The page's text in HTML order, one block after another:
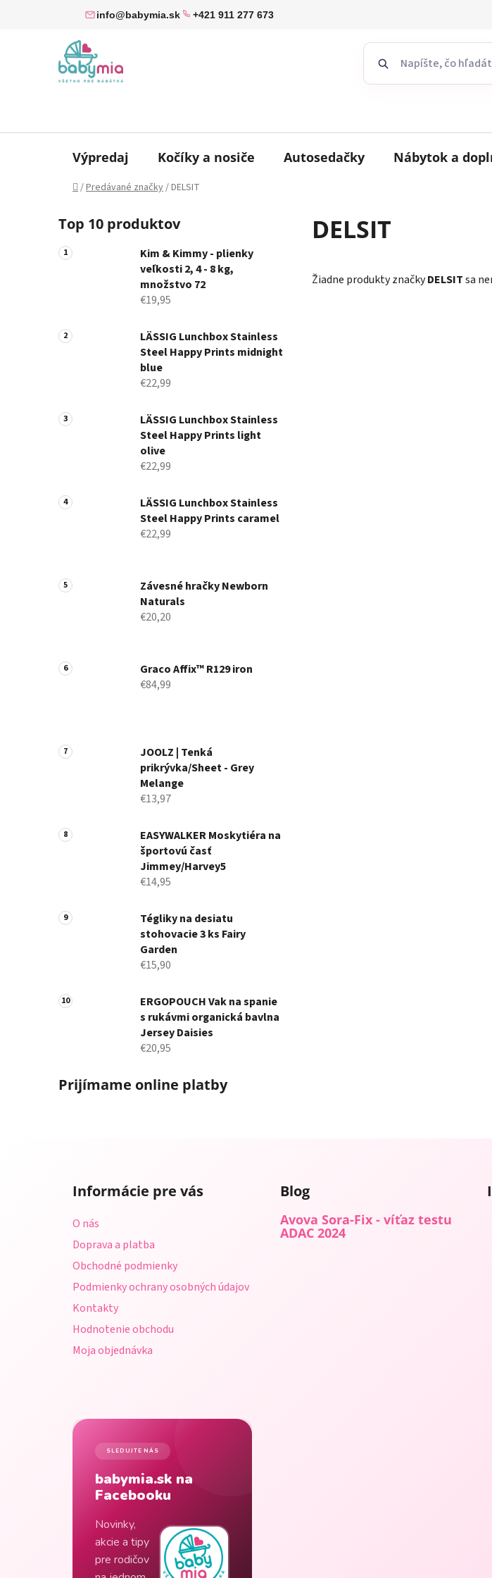
info@babymia.sk +421 911 277 673
Výpredaj Kočíky a nosiče Autosedačky Nábytok a
Domov
/Predávané značky/DELSIT
o
č
n
n
Top 10 produktov
Kim & Kimmy - plienky
veľkosti 2, 4 - 8 kg,
množstvo 72
€19,95
LÄSSIG Lunchbox Stainless
Steel Happy Prints midnight
blue
€22,99
LÄSSIG Lunchbox Stainless
Steel Happy Prints light
olive
€22,99
LÄSSIG Lunchbox Stainless
Steel Happy Prints caramel
€22,99
Závesné hračky Newborn
Naturals
€20,20
Graco Affix™ R129 iron
€84,99
JOOLZ | Tenká
prikrývka/Sheet - Grey
Melange
€13,97
EASYWALKER Moskytiéra na
športovú časť
Jimmey/Harvey5
€14,95
Tégliky na desiatu
stohovacie 3 ks Fairy
Garden
€15,90
ERGOPOUCH Vak na spanie
s rukávmi organická bavlna
Jersey Daisies
€20,95
Prijímame online platby
DELSIT
Žiadne produkty značkyDELSITsa
Informácie pre vás
O nás
Doprava a platba
Obchodné podmienky
Podmienky ochrany osobných údajov
Kontakty
Hodnotenie obchodu
Moja objednávka
Blog
Avova Sora-Fix - víťaz testu
ADAC 2024
SLEDUJTE NÁS
babymia.sk na
Facebooku
Novinky,
akcie a tipy
pre rodičov